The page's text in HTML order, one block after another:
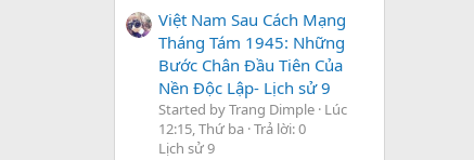
Việt Nam Sau Cách Mạng
Tháng Tám 1945: Những
Bước Chân Đầu Tiên Của
Nền Độc Lập- Lịch sử 9
Started by Trang Dimple Lúc
12:15, Thứ ba Trả lời: 0
Lịch sử 9